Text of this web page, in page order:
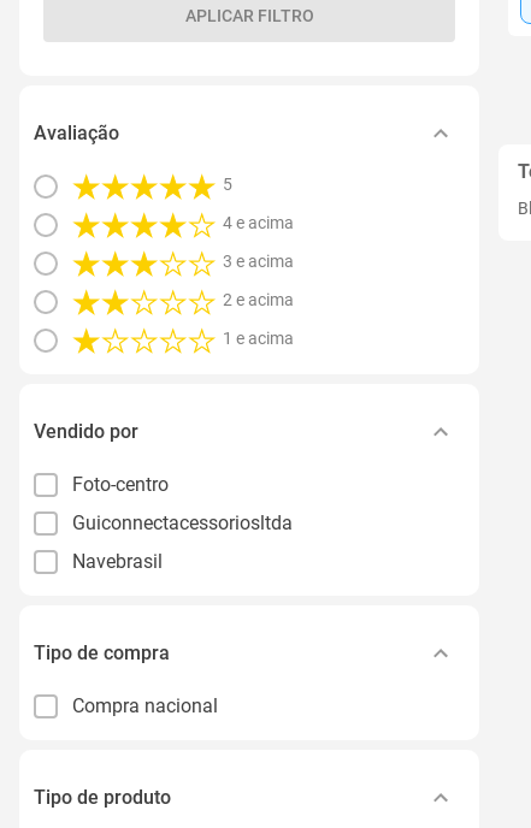
APLICAR FILTRO
Avaliação
5
4 e acima
3 e acima
2 e acima
1 e acima
Vendido por
Foto-centro
Guiconnectacessoriosltda
Navebrasil
Tipo de compra
Compra nacional
Tipo de produto